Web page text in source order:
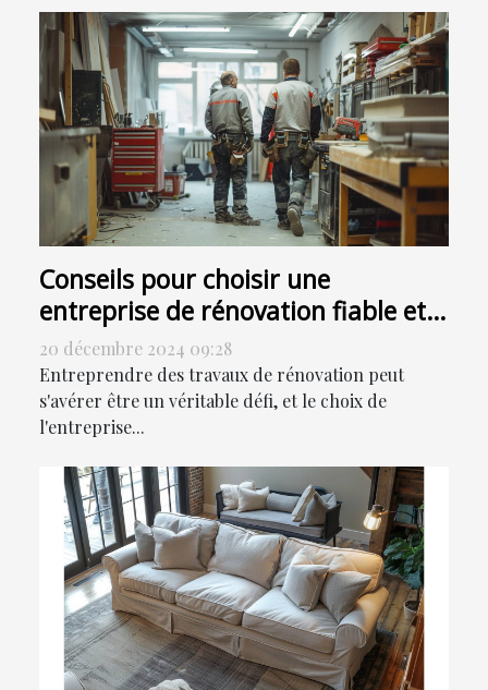
Conseils pour choisir une
entreprise de rénovation fiable et
expérimentée
20 décembre 2024 09:28
Entreprendre des travaux de rénovation peut
s'avérer être un véritable défi, et le choix de
l'entreprise...